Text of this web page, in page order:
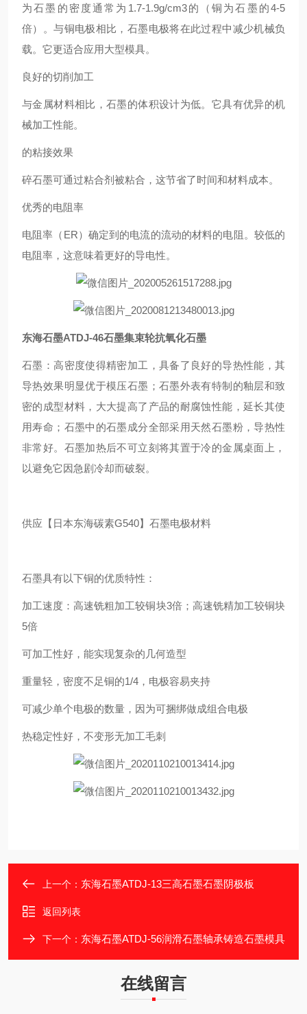
为石墨的密度通常为1.7-1.9g/cm3的（铜为石墨的4-5
倍）。与铜电极相比，石墨电极将在此过程中减少机械负
载。它更适合应用大型模具。
良好的切削加工
与金属材料相比，石墨的体积设计为低。它具有优异的机
械加工性能。
的粘接效果
碎石墨可通过粘合剂被粘合，这节省了时间和材料成本。
优秀的电阻率
电阻率（ER）确定到的电流的流动的材料的电阻。较低的
电阻率，这意味着更好的导电性。
东海石墨ATDJ-46石墨集束轮抗氧化石墨
石墨：高密度使得精密加工，具备了良好的导热性能，其
导热效果明显优于模压石墨；石墨外表有特制的釉层和致
密的成型材料，大大提高了产品的耐腐蚀性能，延长其使
用寿命；石墨中的石墨成分全部采用天然石墨粉，导热性
非常好。石墨加热后不可立刻将其置于冷的金属桌面上，
以避免它因急剧冷却而破裂。
供应【日本东海碳素G540】石墨电极材料
石墨具有以下铜的优质特性：
加工速度：高速铣粗加工较铜块3倍；高速铣精加工较铜块
5倍
可加工性好，能实现复杂的几何造型
重量轻，密度不足铜的1/4，电极容易夹持
可减少单个电极的数量，因为可捆绑做成组合电极
热稳定性好，不变形无加工毛刺
上一个： 东海石墨ATDJ-13三高石墨石墨阴极板
返回列表
下一个： 东海石墨ATDJ-56润滑石墨轴承铸造石墨模具
在线留言